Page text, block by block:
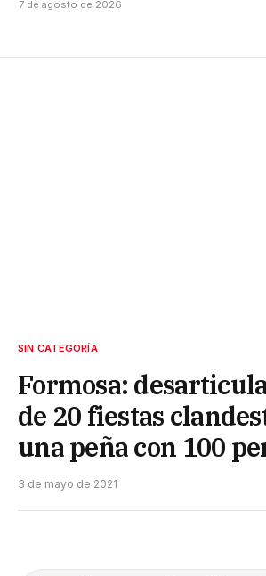
7 de agosto de 2026
SIN CATEGORÍA
Formosa:
de 20 fiestas
una peña con 100
3 de mayo de 2021